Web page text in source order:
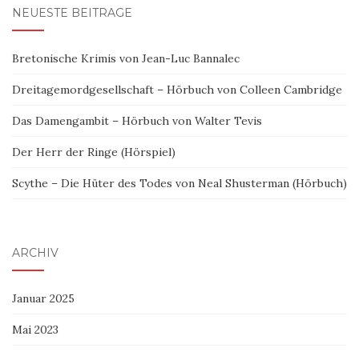
NEUESTE BEITRÄGE
Bretonische Krimis von Jean-Luc Bannalec
Dreitagemordgesellschaft – Hörbuch von Colleen Cambridge
Das Damengambit – Hörbuch von Walter Tevis
Der Herr der Ringe (Hörspiel)
Scythe – Die Hüter des Todes von Neal Shusterman (Hörbuch)
ARCHIV
Januar 2025
Mai 2023